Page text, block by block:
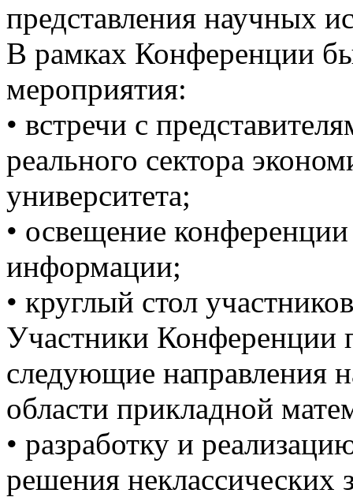
представления научных
В рамках Конференции
мероприятия:
• встречи с
реального сектора
университета;
• освещение конференции
информации;
• круглый стол
Участники Конференции
следующие направления
области прикладной
• разработку и
решения неклассических